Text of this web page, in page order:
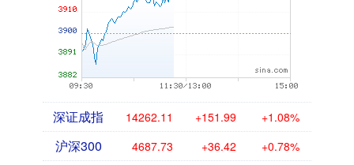
深证成指 14262.11 +151.99 +1.08%
沪深300 4687.73 +36.42 +0.78%